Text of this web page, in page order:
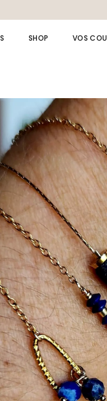
/
SHOP
Bracelets
Broches
Boucles d’oreille
Chaînes de cheville
Colliers
VOS